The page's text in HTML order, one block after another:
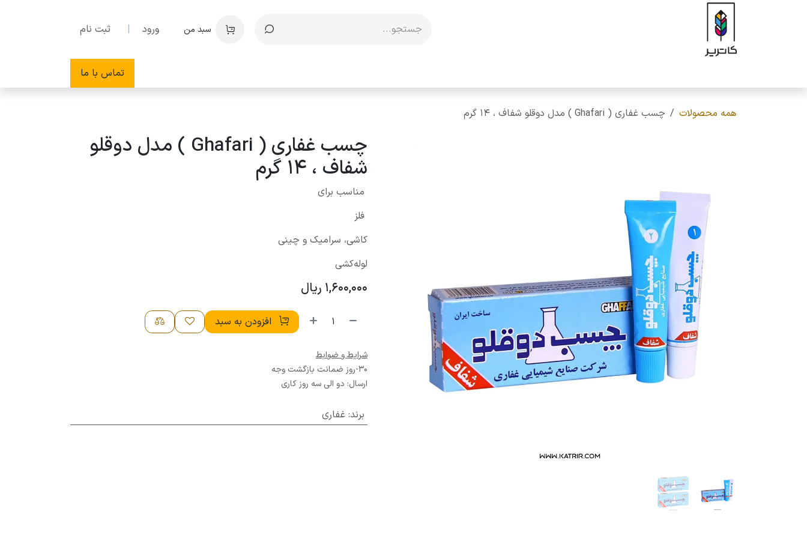
صرف نظر و مشاهده محتوا
سبد من ورود | ثبت نام
تماس با ما
همه محصولات چسب غفاری ( Ghafari ) مدل دوقلو شفاف ، 14 گرم
چسب غفاری ( Ghafari ) مدل دوقلو
شفاف ، 14 گرم
مناسب برای
فلز
کاشی، سرامیک و چینی
لوله‌کشی
1,600,000 ریال
افزودن به سبد
شرایط و ضوابط
30-روز ضمانت بازگشت وجه
ارسال: دو الی سه روز کاری
برند: غفاری